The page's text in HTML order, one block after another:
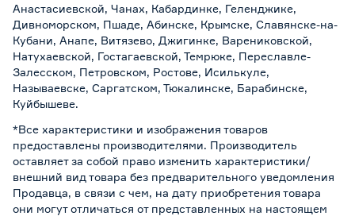
Анастасиевской, Чанах, Кабардинке, Геленджике,
Дивноморском, Пшаде, Абинске, Крымске, Славянске-на-
Кубани, Анапе, Витязево, Джигинке, Варениковской,
Натухаевской, Гостагаевской, Темрюке, Переславле-
Залесском, Петровском, Ростове, Исилькуле,
Называевске, Саргатском, Тюкалинске, Барабинске,
Куйбышеве.
*Все характеристики и изображения товаров
предоставлены производителями. Производитель
оставляет за собой право изменить характеристики/
внешний вид товара без предварительного уведомления
Продавца, в связи с чем, на дату приобретения товара
они могут отличаться от представленных на настоящем